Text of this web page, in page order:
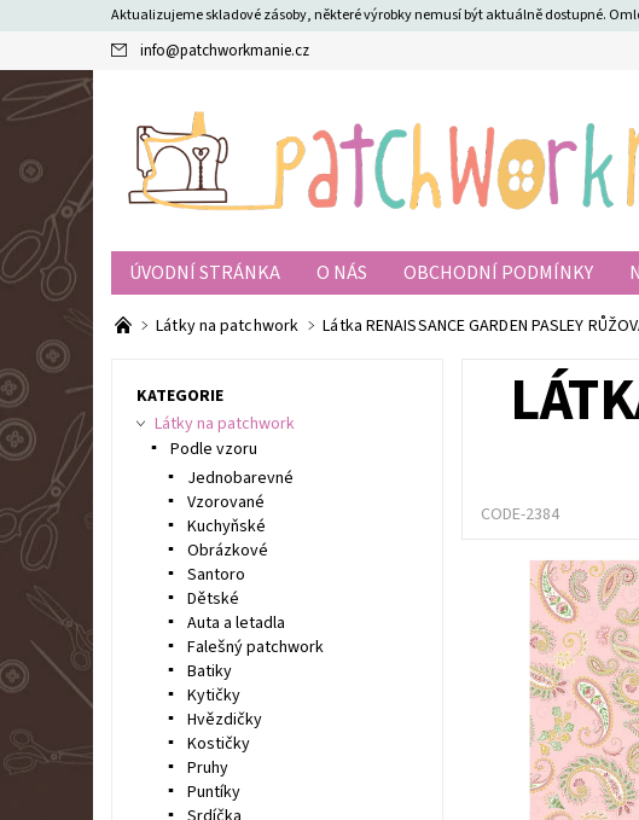
Aktualizujeme skladové zásoby, některé výrobky nemusí být aktuálně dostupné.
info@patchworkmanie.cz
ÚVODNÍ STRÁNKA O NÁS OBCHODNÍ PODMÍNKY
Látky na patchwork Látka RENAISSANCE GARDEN PASLEY
CODE-2384
KATEGORIE
Látky na patchwork
Podle vzoru
Jednobarevné
Vzorované
Kuchyňské
Obrázkové
Santoro
Dětské
Auta a letadla
Falešný patchwork
Batiky
Kytičky
Hvězdičky
Kostičky
Pruhy
Puntíky